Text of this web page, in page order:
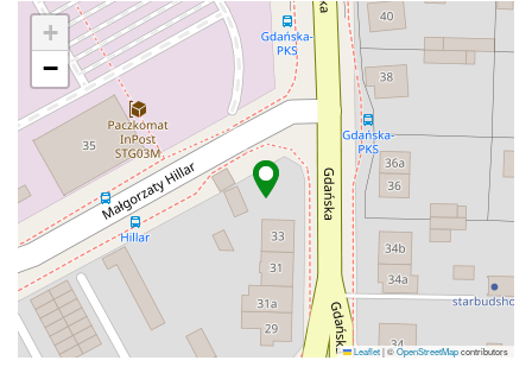
+
−
Leaflet|©OpenStreetMapcontributors